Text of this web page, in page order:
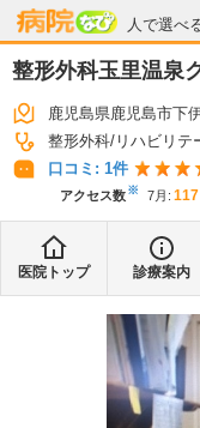
人で選べ
病院なび
整形外科玉里温泉
鹿児島県鹿児島市下
整形外科 リハビリテ
口コミ: 1件
アクセス数※ 7月 : 117
医院トップ 診療案内